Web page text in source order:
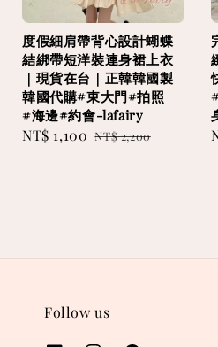
度假細肩帶背心設計蝴蝶
結綁帶短洋裝連身裙上衣
｜現貨在台｜正韓韓國製
韓國代購#東大門#拍照
#海邊#約會-lafairy
Sale
NT$ 1,100 Regular
NT$ 2,200
Follow us